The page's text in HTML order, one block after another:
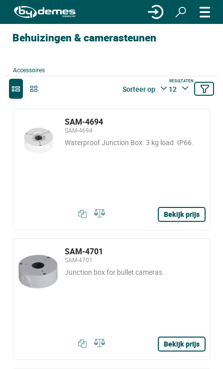
Behuizingen & camerasteunen
Accessoires
Sorteer op
RESULTATEN
12
SAM-4694
SAM-4694
Waterproof Junction Box. 3 kg load. IP66.
Bekijk prijs
SAM-4701
SAM-4701
Junction box for bullet cameras.
Bekijk prijs